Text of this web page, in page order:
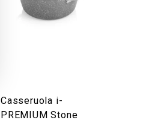
Casseruola i-
PREMIUM Stone